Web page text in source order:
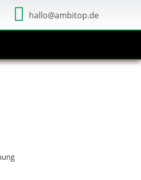
hallo@ambitop.de